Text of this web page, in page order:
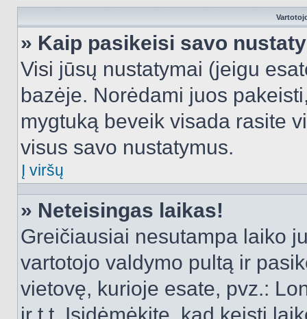
» Kaip pasikeisi savo
Visi jūsų nustatymai (jeigu
bazėje. Norėdami juos
mygtuką beveik visada rasite
visus savo nustatymus.
Į viršų
» Neteisingas laikas!
Greičiausiai nesutampa laiko
vartotojo valdymo pultą ir
vietovę, kurioje esate, pvz.: